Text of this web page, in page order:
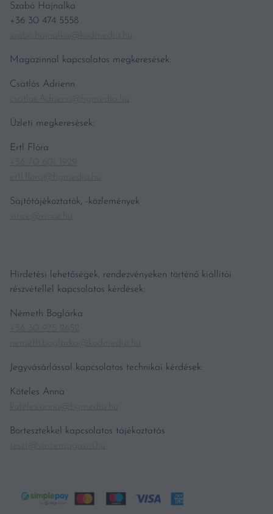
Szabó Hajnalka
+36 30 474 5558
szabo.hajnalka@kodmedia.hu
Magazinnal kapcsolatos megkeresések:
Csatlós Adrienn
csatlos.Adrienn@hgmedia.hu
Üzleti megkeresések:
Ertl Flóra
+36 70 601 1929
ertl.flora@hgmedia.hu
Sajtótájékoztatók, -közlemények
vince@vince.hu
Hirdetési lehetőségek, rendezvényeken történő kiállítói
részvétellel kapcsolatos kérdések:
Németh Boglárka
+36 30 975 2652
nemeth.boglarka@kodmedia.hu
Jegyvásárlással kapcsolatos technikai kérdések:
Köteles Anna
koteles.anna@hgmedia.hu
Bortesztekkel kapcsolatos tájékoztatás
teszt@vincemagazin.hu